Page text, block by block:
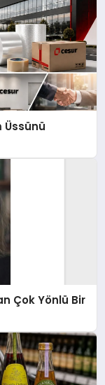
Üssünü
Çok Yönlü Bir